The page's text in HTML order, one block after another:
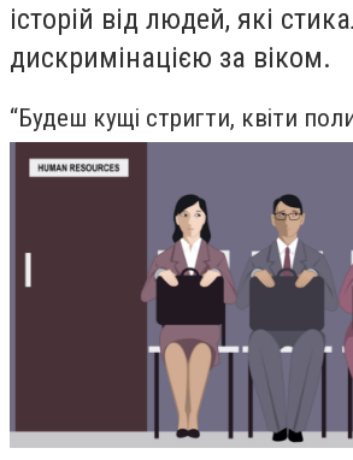
історій від людей, які
дискримінацією за віком.
“Будеш кущі стригти, квіти